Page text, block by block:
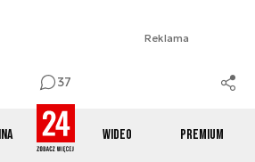
Wideo Premium
37
Reklama